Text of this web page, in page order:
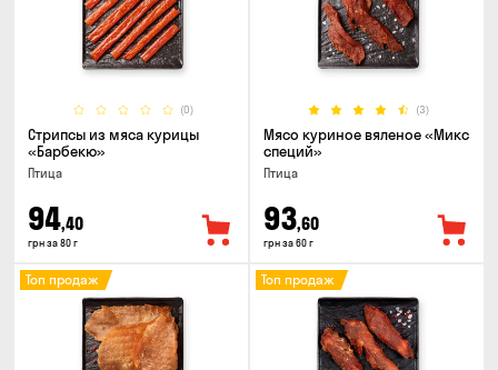
(0)
Стрипсы из мяса курицы
«Барбекю»
Птица
94,40
грн за 80 г
(3)
Мясо куриное вяленое «Микс
специй»
Птица
93,60
грн за 60 г
Топ продаж Топ продаж